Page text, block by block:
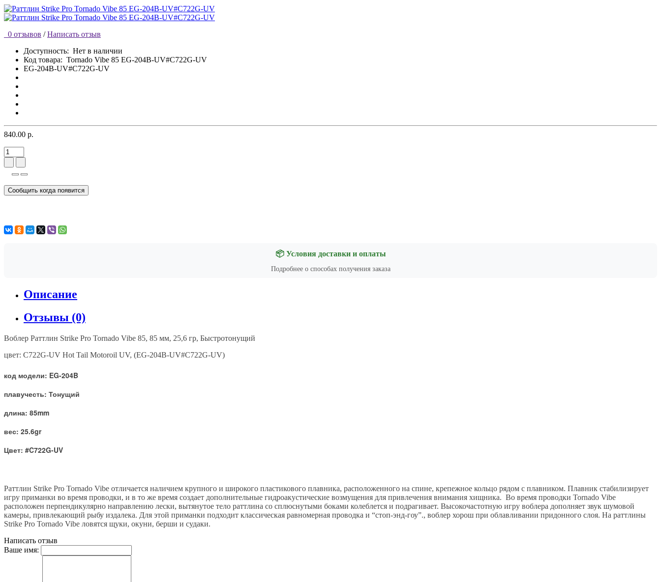
0 отзывов / Написать отзыв
Доступность: Нет в наличии
Код товара: Tornado Vibe 85 EG-204B-UV#C722G-UV
EG-204B-UV#C722G-UV
840.00 р.
Сообщить когда появится
📦 Условия доставки и оплаты
Подробнее о способах получения заказа
Описание
Отзывы (0)
Воблер Раттлин Strike Pro Tornado Vibe 85, 85 мм, 25,6 гр, Быстротонущий
цвет: C722G-UV Hot Tail Motoroil UV, (EG-204B-UV#C722G-UV)
код модели: EG-204B
плавучесть: Тонущий
длина: 85mm
вес: 25.6gr
Цвет: #C722G-UV
Раттлин Strike Pro Tornado Vibe отличается наличием крупного и широкого пластикового плавника, расположенного на спине, крепежное кольцо рядом с плавником. Плавник стабилизирует
игру приманки во время проводки, и в то же время создает дополнительные гидроакустические возмущения для привлечения внимания хищника. Во время проводки Tornado Vibe
расположен перпендикулярно направлению лески, вытянутое тело раттлина со сплюснутыми боками колеблется и подрагивает. Высокочастотную игру воблера дополняет звук шумовой
камеры, привлекающий рыбу издалека. Для этой приманки подходит классическая равномерная проводка и “стоп-энд-гоу”., воблер хорош при облавливании придонного слоя. На раттлины
Strike Pro Tornado Vibe ловятся щуки, окуни, берши и судаки.
Написать отзыв
Ваше имя: